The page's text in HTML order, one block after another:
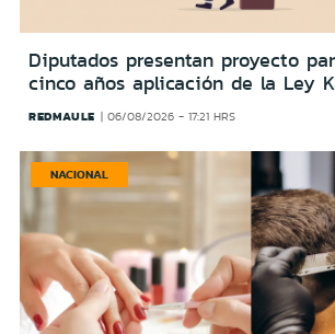
Diputados presentan proyecto
cinco años aplicación de la Ley
REDMAULE 06/08/2026 - 17:21 HRS
NACIONAL